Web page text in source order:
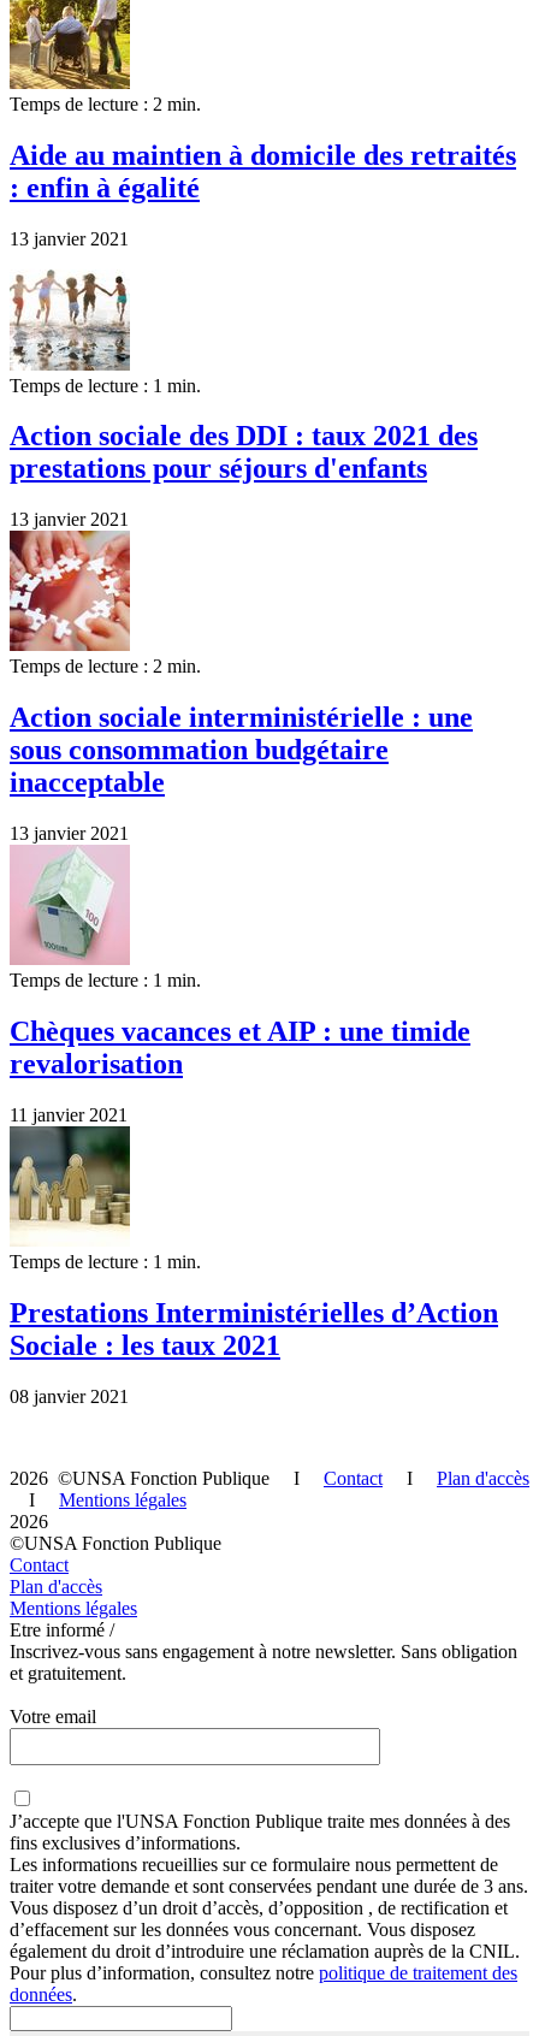
Temps de lecture : 2 min.
Aide au maintien à domicile des retraités
: enfin à égalité
13 janvier 2021
Temps de lecture : 1 min.
Action sociale des DDI : taux 2021 des
prestations pour séjours d'enfants
13 janvier 2021
Temps de lecture : 2 min.
Action sociale interministérielle : une
sous consommation budgétaire
inacceptable
13 janvier 2021
Temps de lecture : 1 min.
Chèques vacances et AIP : une timide
revalorisation
11 janvier 2021
Temps de lecture : 1 min.
Prestations Interministérielles d’Action
Sociale : les taux 2021
08 janvier 2021
2026 ©UNSA Fonction Publique I Contact I Plan d'accès
I Mentions légales
2026
©UNSA Fonction Publique
Contact
Plan d'accès
Mentions légales
Etre informé /
Inscrivez-vous sans engagement à notre newsletter. Sans obligation
et gratuitement.
Votre email
J’accepte que l'UNSA Fonction Publique traite mes données à des
fins exclusives d’informations.
Les informations recueillies sur ce formulaire nous permettent de
traiter votre demande et sont conservées pendant une durée de 3 ans.
Vous disposez d’un droit d’accès, d’opposition , de rectification et
d’effacement sur les données vous concernant. Vous disposez
également du droit d’introduire une réclamation auprès de la CNIL.
Pour plus d’information, consultez notre politique de traitement des
données.